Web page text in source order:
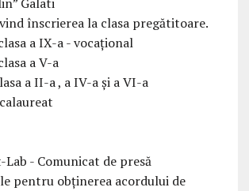
înscrierea la clasa pregătitoare.
a IX-a - vocațional
a V-a
a II-a , a IV-a și a VI-a
- Comunicat de presă
pentru obținerea acordului de